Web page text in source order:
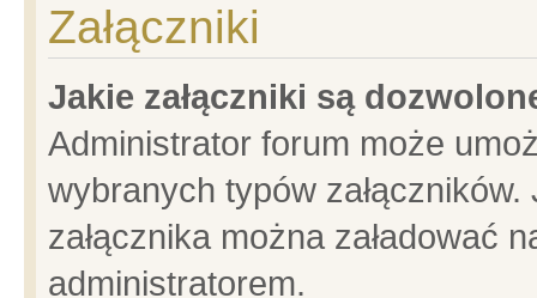
Załączniki
Jakie załączniki są
Administrator forum może
wybranych typów
załącznika można załadować
administratorem.